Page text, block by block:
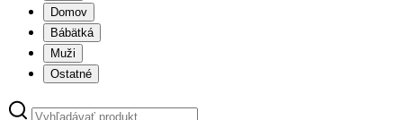
Domov
Bábätká
Muži
Ostatné